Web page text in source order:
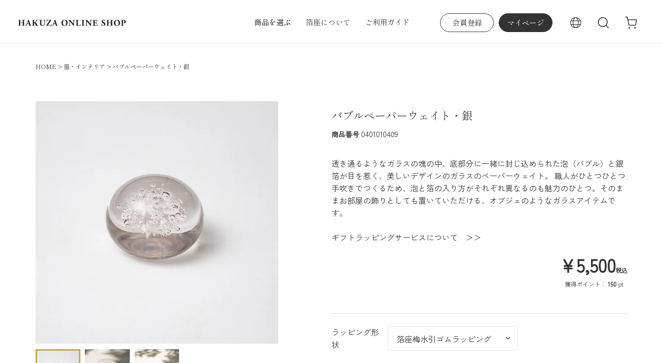
商品を選ぶ 箔座について ご利用ガイド 会員登録 マイページ 検索
HOME 器・インテリア バブルペーパーウェイト・銀
バブルペーパーウェイト・銀
商品番号 0401010409
透き通るようなガラスの塊の中、底部分に一緒に封じ込められた泡（バブル）と銀
箔が目を惹く、美しいデザインのガラスのペーパーウェイト。 職人がひとつひとつ
手吹きでつくるため、泡と箔の入り方がそれぞれ異なるのも魅力のひとつ。そのま
まお部屋の飾りとしても置いていただける、オブジェのようなガラスアイテムで
す。
ギフトラッピングサービスについて ＞＞
¥5,500税込
獲得ポイント： 150 pt
ラッピング形
状